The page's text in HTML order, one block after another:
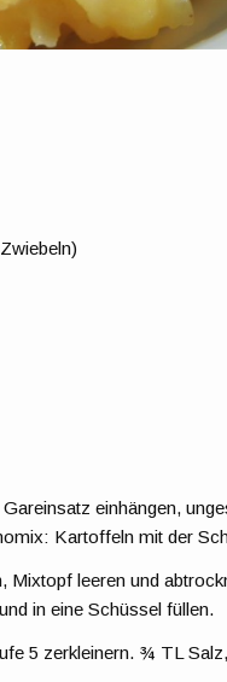
einhängen,
Kartoffeln mit der
Mixtopf leeren und
in eine Schüssel füllen.
5 zerkleinern. ¾ TL